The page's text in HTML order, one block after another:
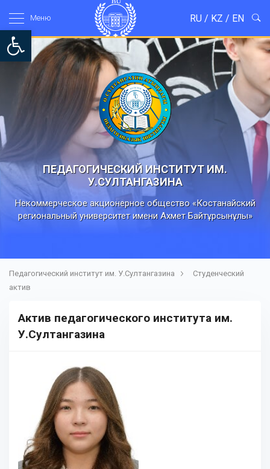
Open toolbar
Mеню RU / KZ / EN
ПЕДАГОГИЧЕСКИЙ ИНСТИТУТ ИМ.
У.СУЛТАНГАЗИНА
Некоммерческое акционерное общество «Костанайский
региональный университет имени Ахмет Байтұрсынұлы»
Педагогический институт им. У.Султангазина
Студенческий
актив
Актив педагогического института им.
У.Султангазина